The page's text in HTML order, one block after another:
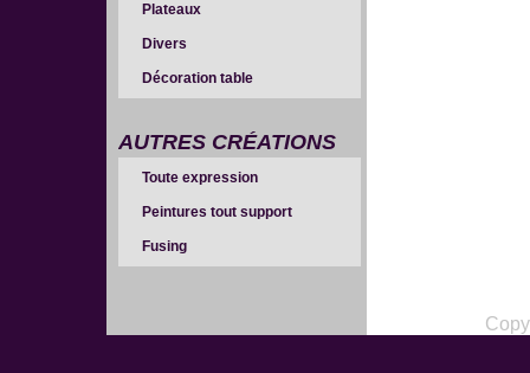
Plateaux
Divers
Décoration table
AUTRES CRÉATIONS
Toute expression
Peintures tout support
Fusing